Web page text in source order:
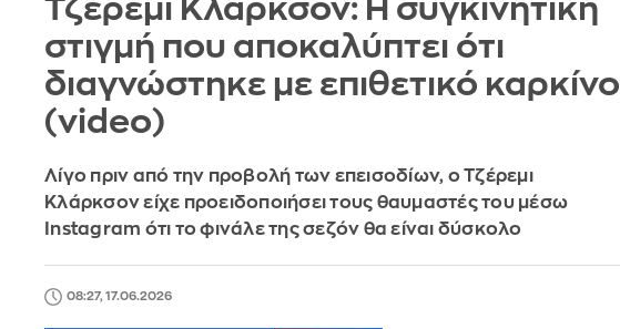
Τζέρεμι Κλάρκσον: Η συγκινητική
στιγμή που αποκαλύπτει ότι
διαγνώστηκε με επιθετικό καρκίνο
(video)
Λίγο πριν από την προβολή των επεισοδίων, ο Τζέρεμι
Κλάρκσον είχε προειδοποιήσει τους θαυμαστές του μέσω
Instagram ότι το φινάλε της σεζόν θα είναι δύσκολο
08:27, 17.06.2026